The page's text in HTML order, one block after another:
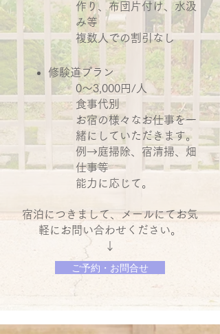
作り、布団片付け、水汲
み等
複数人での割引なし
修験道プラン
0〜3,000円/人
食事代別
お宿の様々なお仕事を一
緒にしていただきます。
例→庭掃除、宿清掃、畑
仕事等
能力に応じて。
​宿泊につきまして、メールにてお気
軽にお問い合わせください。
​↓
ご予約・お問合せ